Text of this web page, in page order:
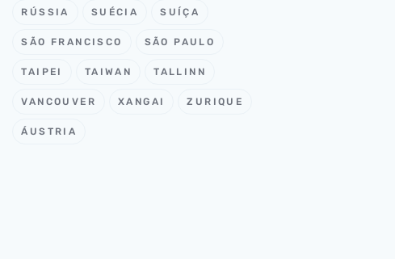
RÚSSIA SUÉCIA SUÍÇA
SÃO FRANCISCO SÃO PAULO
TAIPEI TAIWAN TALLINN
VANCOUVER XANGAI ZURIQUE
ÁUSTRIA